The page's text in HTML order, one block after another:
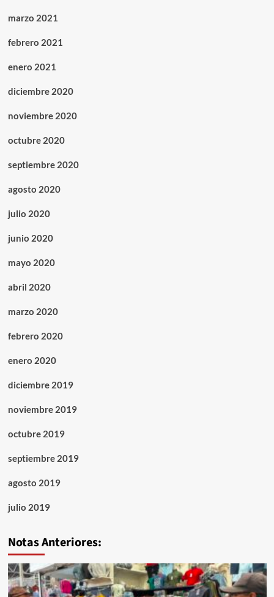
marzo 2021
febrero 2021
enero 2021
diciembre 2020
noviembre 2020
octubre 2020
septiembre 2020
agosto 2020
julio 2020
junio 2020
mayo 2020
abril 2020
marzo 2020
febrero 2020
enero 2020
diciembre 2019
noviembre 2019
octubre 2019
septiembre 2019
agosto 2019
julio 2019
Notas Anteriores: